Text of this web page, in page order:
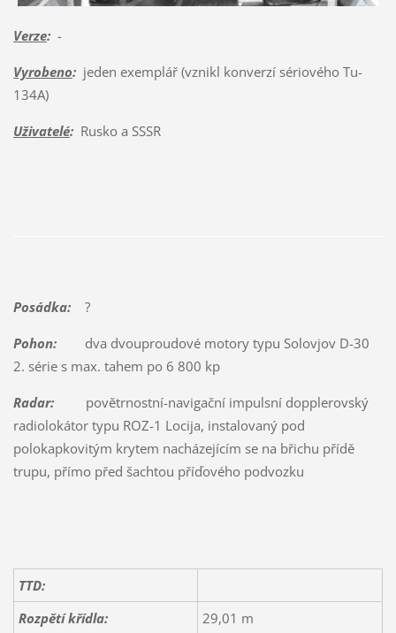
Verze:-
Vyrobeno:jeden exemplář (vznikl konverzí sériového Tu-
134A)
Uživatelé:Rusko a SSSR
Posádka:?
Pohon:dva dvouproudové motory typu Solovjov D-30
2. série s max. tahem po 6 800 kp
Radar:povětrnostní-navigační impulsní dopplerovský
radiolokátor typu ROZ-1 Locija, instalovaný pod
polokapkovitým krytem nacházejícím se na břichu přídě
trupu, přímo před šachtou příďového podvozku
TTD:
Rozpětí křídla:
29,01 m